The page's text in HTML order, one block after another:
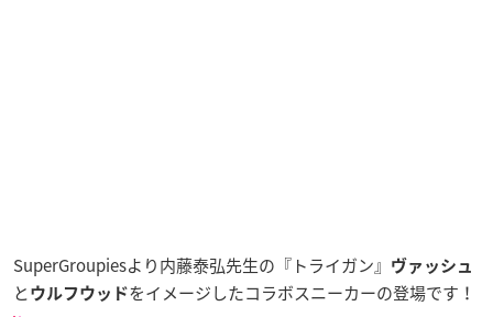
SuperGroupiesより内藤泰弘先生の『トライガン』 ヴァッシュ
と ウルフウッドをイメージしたコラボスニーカーの登場です！